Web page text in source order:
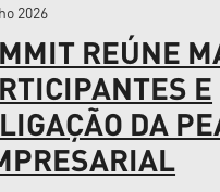
2026
REÚNE
E
DA